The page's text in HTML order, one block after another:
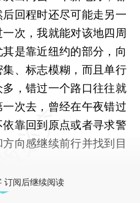
回程时还尽可能走另一
次，我就能对该地四周
是靠近纽约的部分，向
、标志模糊，而且单行
，错过一个路口往往就
次去，曾经在午夜错过
靠回到原点或者寻求警
向感继续前行并找到目
订阅后继续阅读